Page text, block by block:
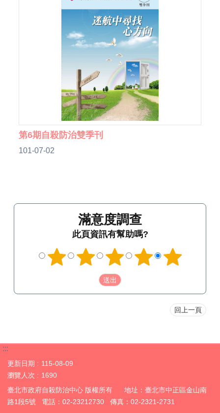
第6期自殺防治雙季刊
101-07-02
滿意度調查
此頁資訊有幫助嗎?
回上一頁
:::
更新日期
115-08-09
瀏覽人次
1690
臺北市政府自殺防治中心 版權所有 地址：臺北市中正區金山南
路1段5號 電話：02-23212730 傳真：02-2321-2731